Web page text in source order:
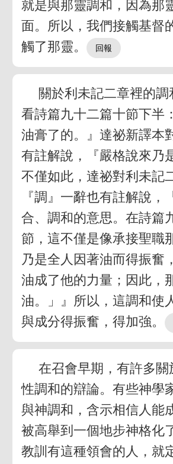
就是與那靈調和，因為那
面。所以，我們接觸基督
觸了那靈。
關於利未記二章裡的調
看詩篇九十二篇十節下半
油膏了的。』達祕新譯本
有註解說，『嚴格說來乃
不僅如此，達祕對利未記
『調』一辭也有註解說，
合、調和的意思。在詩篇
節，這不僅是像承接聖職
乃是全人因著油而得振奮
油成了他的力量；因此，
油。」』所以，這調和使
與成分得振奮，得加強。
在召會早期，有許多關
性調和的辯論。有些神學
與神調和，含示相信人能
被高舉到一個地步神格化
教訓有這種領會的人，就